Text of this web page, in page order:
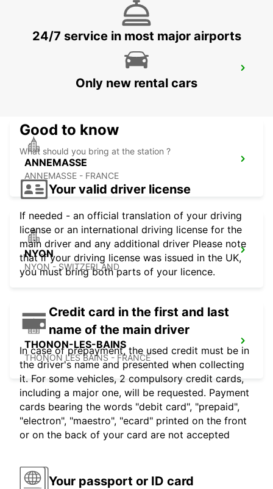
VERNIER - SWITZERLAND
ANNEMASSE
ANNEMASSE - FRANCE
NYON
NYON - SWITZERLAND
THONON-LES-BAINS
THONON LES BAINS - FRANCE
24/7 service in most major airports
Only new rental cars
Good to know
What should you bring at the station ?
Your valid driver license
If needed - an official translation of your driving
license or an international driving license for the
main driver and any additional driver Please note
that if your driving license was issued in the UK,
you must bring both parts of your licence.
Credit card in the first and last
name of the main driver
In case of prepayment, the used credit must be in
the driver's name and presented when collecting
it. For some vehicles, 2 compulsory credit cards,
including a major one, will be requested. Payment
cards bearing the words "debit card", "prepaid",
"electron", "maestro", "ecard" printed on the front
or on the back of your card are not accepted
Your passport or ID card